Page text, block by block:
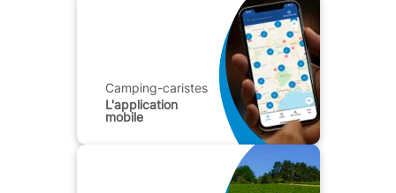
Camping-caristes
L'application
mobile